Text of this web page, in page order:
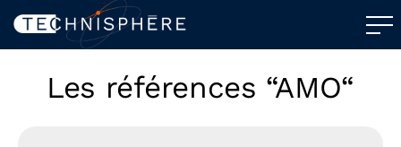
Les références “AMO“